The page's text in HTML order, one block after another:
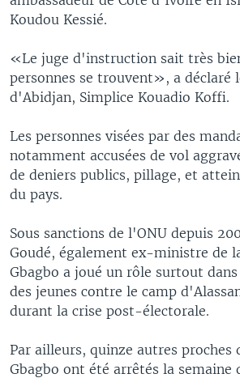
Koudou Kessié.
«Le juge d'instruction sait très
personnes se trouvent», a déclaré
d'Abidjan, Simplice Kouadio Koffi.
Les personnes visées par des
notamment accusées de vol
de deniers publics, pillage, et
du pays.
Sous sanctions de l'ONU depuis
Goudé, également ex-ministre de
Gbagbo a joué un rôle surtout
des jeunes contre le camp
durant la crise post-électorale.
Par ailleurs, quinze autres proches
Gbagbo ont été arrêtés la semaine